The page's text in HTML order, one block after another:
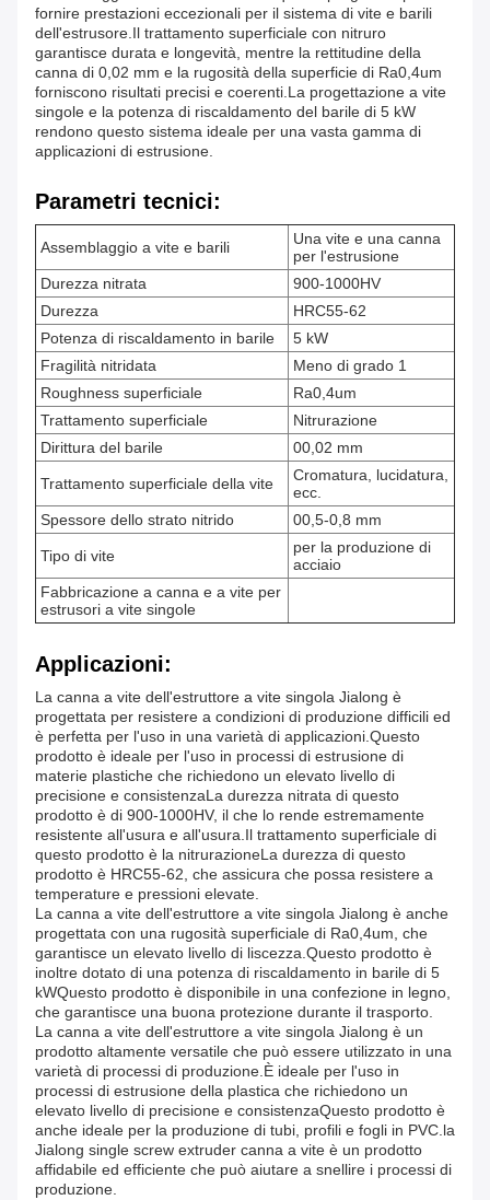
fornire prestazioni eccezionali per il sistema di vite e barili
dell'estrusore.Il trattamento superficiale con nitruro
garantisce durata e longevità, mentre la rettitudine della
canna di 0,02 mm e la rugosità della superficie di Ra0,4um
forniscono risultati precisi e coerenti.La progettazione a vite
singole e la potenza di riscaldamento del barile di 5 kW
rendono questo sistema ideale per una vasta gamma di
applicazioni di estrusione.
Parametri tecnici:
Assemblaggio a vite e barili
Una vite e una canna
per l'estrusione
Durezza nitrata
900-1000HV
Durezza
HRC55-62
Potenza di riscaldamento in barile
5 kW
Fragilità nitridata
Meno di grado 1
Roughness superficiale
Ra0,4um
Trattamento superficiale
Nitrurazione
Dirittura del barile
00,02 mm
Trattamento superficiale della vite
Cromatura, lucidatura,
ecc.
Spessore dello strato nitrido
00,5-0,8 mm
Tipo di vite
per la produzione di
acciaio
Fabbricazione a canna e a vite per
estrusori a vite singole
Applicazioni:
La canna a vite dell'estruttore a vite singola Jialong è
progettata per resistere a condizioni di produzione difficili ed
è perfetta per l'uso in una varietà di applicazioni.Questo
prodotto è ideale per l'uso in processi di estrusione di
materie plastiche che richiedono un elevato livello di
precisione e consistenzaLa durezza nitrata di questo
prodotto è di 900-1000HV, il che lo rende estremamente
resistente all'usura e all'usura.Il trattamento superficiale di
questo prodotto è la nitrurazioneLa durezza di questo
prodotto è HRC55-62, che assicura che possa resistere a
temperature e pressioni elevate.
La canna a vite dell'estruttore a vite singola Jialong è anche
progettata con una rugosità superficiale di Ra0,4um, che
garantisce un elevato livello di liscezza.Questo prodotto è
inoltre dotato di una potenza di riscaldamento in barile di 5
kWQuesto prodotto è disponibile in una confezione in legno,
che garantisce una buona protezione durante il trasporto.
La canna a vite dell'estruttore a vite singola Jialong è un
prodotto altamente versatile che può essere utilizzato in una
varietà di processi di produzione.È ideale per l'uso in
processi di estrusione della plastica che richiedono un
elevato livello di precisione e consistenzaQuesto prodotto è
anche ideale per la produzione di tubi, profili e fogli in PVC.la
Jialong single screw extruder canna a vite è un prodotto
affidabile ed efficiente che può aiutare a snellire i processi di
produzione.